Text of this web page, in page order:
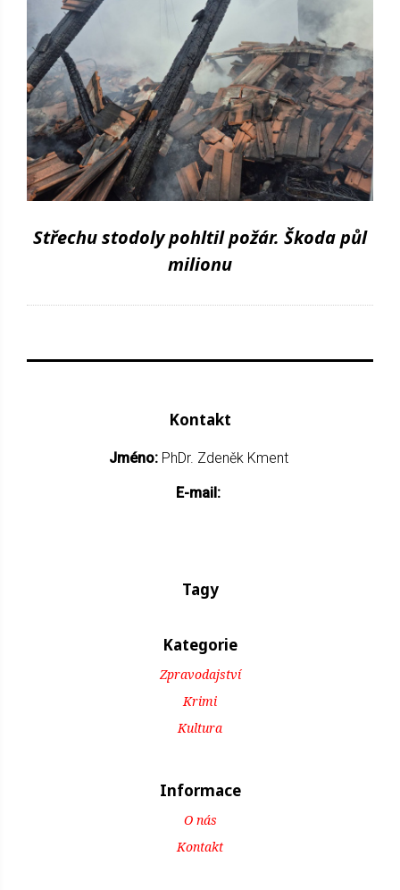
Střechu stodoly pohltil požár. Škoda půl
milionu
Kontakt
Jméno: PhDr. Zdeněk Kment
E-mail:
Tagy
Kategorie
Zpravodajství
Krimi
Kultura
Informace
O nás
Kontakt